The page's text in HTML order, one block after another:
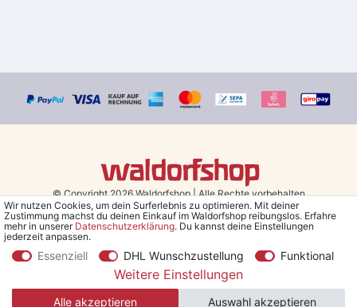
© Copyright 2026 Waldorfshop|Alle Rechte vorbehalten.
Bestellungen mit Prio Versand bis 13 Uhr, garantierter Versand am
*Kostenlose Lieferung in Deutschland und Österreich ab 79 €.
nur für Sparversand - ausgenommen Sperrgut und Speditionsware)
**Den 5€ Gutschein erhältst du nach Bestätigung des Newsletters
Wir nutzen Cookies, um dein Surferlebnis zu optimieren. Mit deiner
Zustimmung machst du deinen Einkauf im Waldorfshop reibungslos. Erfahre
mehr in unserer Daten­schutz­erklärung. Du kannst deine Einstellungen
jederzeit anpassen.
Essenziell DHL Wunschzustellung Funktional
Weitere Einstellungen
Alle akzeptieren Auswahl akzeptieren